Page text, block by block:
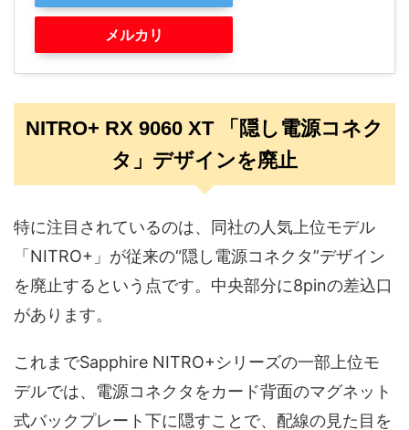
メルカリ
NITRO+ RX 9060 XT 「隠し電源コネク
タ」デザインを廃止
特に注目されているのは、同社の人気上位モデル
「NITRO+」が従来の“隠し電源コネクタ”デザイン
を廃止するという点です。中央部分に8pinの差込口
があります。
これまでSapphire NITRO+シリーズの一部上位モ
デルでは、電源コネクタをカード背面のマグネット
式バックプレート下に隠すことで、配線の見た目を